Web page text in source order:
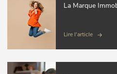
La Marque
Lire l'article